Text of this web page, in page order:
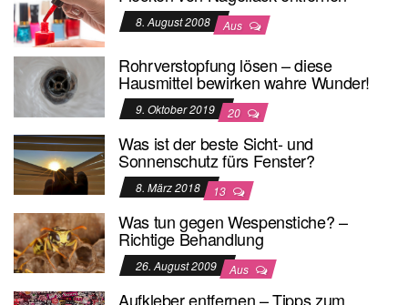
8. August 2008 Aus
Rohrverstopfung lösen – diese
Hausmittel bewirken wahre Wunder!
9. Oktober 2019 20
Was ist der beste Sicht- und
Sonnenschutz fürs Fenster?
8. März 2018 13
Was tun gegen Wespenstiche? –
Richtige Behandlung
26. August 2009 Aus
Aufkleber entfernen – Tipps zum